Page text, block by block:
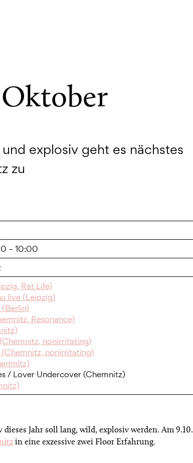
Oktober
explosiv geht es nächstes
zu
– 10:00
Rat Life)
live (Leipzig)
(Berlin)
Resonance)
nonirritating)
(Chemnitz, nonirritating)
/ Lover Undercover (Chemnitz)
Jahr soll lang, wild, explosiv werden. Am 9.10.
in eine exzessive zwei Floor Erfahrung.